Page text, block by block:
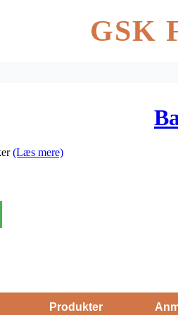
GSK
(Læs mere)
Produkter